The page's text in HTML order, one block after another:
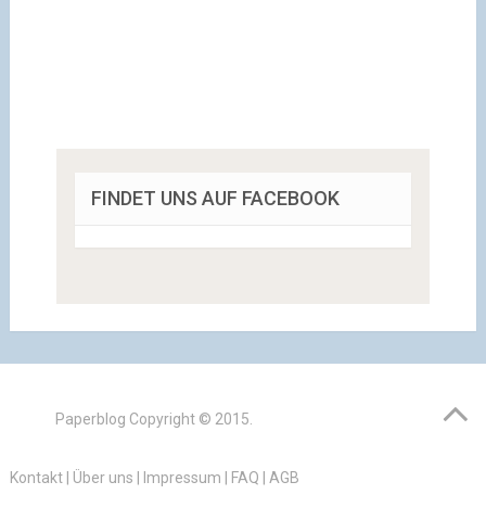
FINDET UNS AUF FACEBOOK
Paperblog Copyright © 2015.
Kontakt| Über uns Impressum FAQ AGB